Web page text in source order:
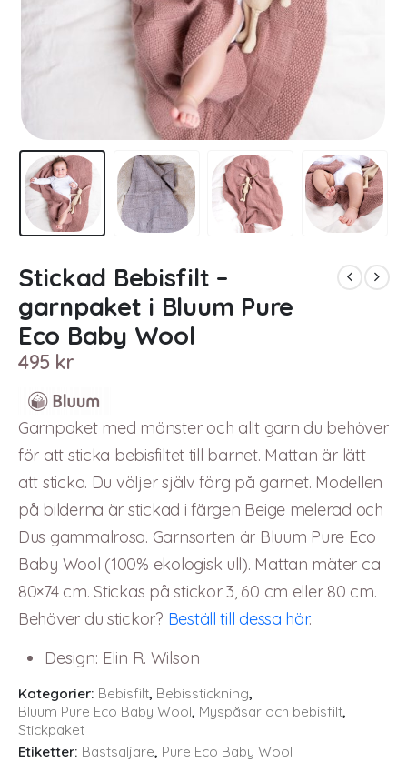
Stickad Bebisfilt –
garnpaket i Bluum Pure
Eco Baby Wool
495 kr
Garnpaket med mönster och allt garn du behöver
för att sticka bebisfiltet till barnet. Mattan är lätt
att sticka. Du väljer själv färg på garnet. Modellen
på bilderna är stickad i färgen Beige melerad och
Dus gammalrosa. Garnsorten är Bluum Pure Eco
Baby Wool (100% ekologisk ull). Mattan mäter ca
80×74 cm. Stickas på stickor 3, 60 cm eller 80 cm.
Behöver du stickor? Beställ till dessa här.
Design: Elin R. Wilson
Kategorier: Bebisfilt, Bebisstickning,
Bluum Pure Eco Baby Wool, Myspåsar och bebisfilt,
Stickpaket
Etiketter: Bästsäljare, Pure Eco Baby Wool